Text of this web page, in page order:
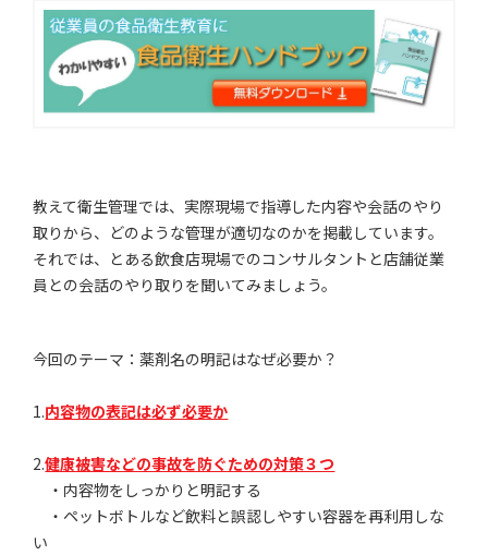
教えて衛生管理では、実際現場で指導した内容や会話のやり
取りから、どのような管理が適切なのかを掲載しています。
それでは、とある飲食店現場でのコンサルタントと店舗従業
員との会話のやり取りを聞いてみましょう。
今回のテーマ：薬剤名の明記はなぜ必要か？
1.内容物の表記は必ず必要か
2.健康被害などの事故を防ぐための対策３つ
・内容物をしっかりと明記する
・ペットボトルなど飲料と誤認しやすい容器を再利用しな
い